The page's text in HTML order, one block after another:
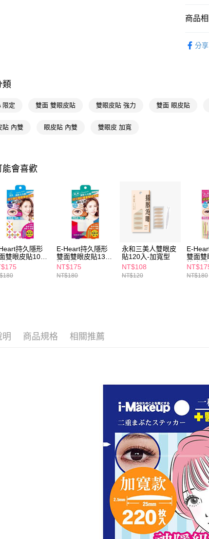
１．於
是否
付客戶
【注
１．
交易
求債
２．關
https://
３．未
「
即享券
每筆
付款後
每筆
7-11
每筆
付款後
每筆
商品
分享
類
限定 雙面 雙眼皮貼 雙眼皮貼 強力 雙面 眼皮貼
貼 內雙 眼皮貼 內雙 雙眼皮 加寬
能會喜歡
持久隱形
雙眼皮貼108
寬
E-Heart持久隱形
雙面雙眼皮貼132
枚-寬版
NT$175
NT$180
永和三美人雙眼皮
貼120入-加寬型
NT$108
NT$120
E-
雙面雙
枚-標
NT$180
明 商品規格 相關推薦